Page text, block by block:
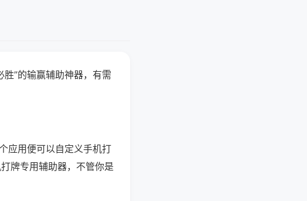
”的输赢辅助神器，有需
应用便可以自定义手机打
牌专用辅助器，不管你是